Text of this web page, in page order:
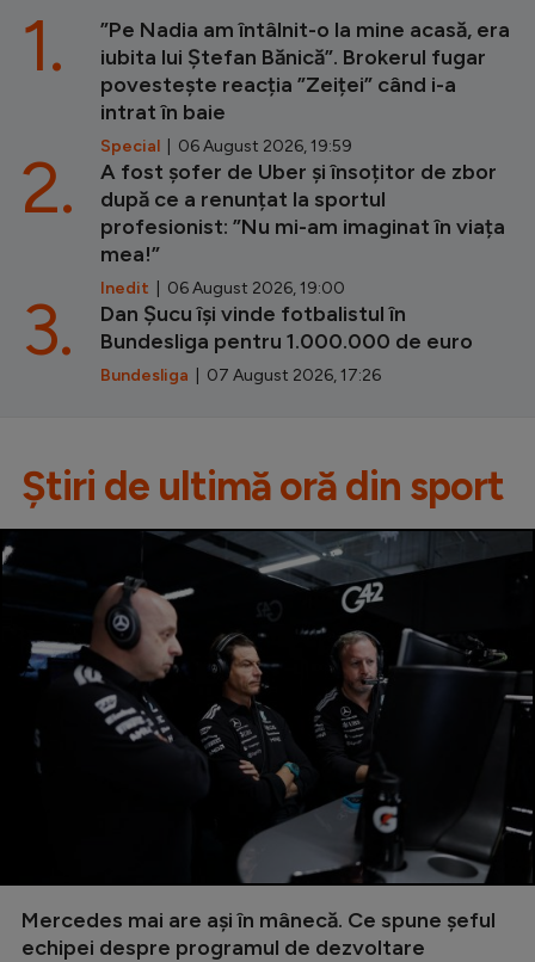
”Pe Nadia am întâlnit-o la mine acasă, era
iubita lui Ștefan Bănică”. Brokerul fugar
povestește reacția ”Zeiței” când i-a
intrat în baie
Special | 06 August 2026, 19:59
1.
A fost șofer de Uber și însoțitor de zbor
după ce a renunțat la sportul
profesionist: ”Nu mi-am imaginat în viața
mea!”
Inedit | 06 August 2026, 19:00
2.
Dan Șucu își vinde fotbalistul în
Bundesliga pentru 1.000.000 de euro
Bundesliga | 07 August 2026, 17:26
3.
Știri de ultimă oră din sport
Mercedes mai are ași în mânecă. Ce spune șeful
echipei despre programul de dezvoltare